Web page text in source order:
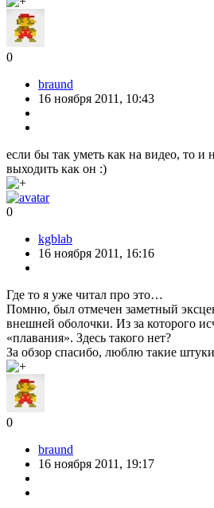
0
braund
16 ноября 2011, 10:43
если бы так уметь как на видео, то
выходить как он :)
0
kgblab
16 ноября 2011, 16:16
Где то я уже читал про это…
Помню, был отмечен заметный
внешней оболочки. Из за которого
«плавания». Здесь такого нет?
За обзор спасибо, люблю такие
0
braund
16 ноября 2011, 19:17